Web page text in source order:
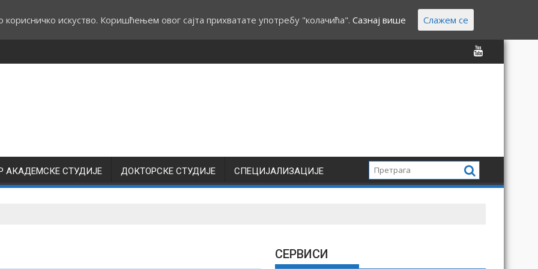
АКАДЕМСКЕ СТУДИЈЕ ДОКТОРСКЕ СТУДИЈЕ СПЕЦИЈАЛИЗАЦИЈЕ
СЕРВИСИ
искуство. Коришћењем овог сајта прихватате употребу "колачића". Сазнај више Слажем се